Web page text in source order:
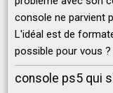
console ne parvient
L'idéal est de
possible pour vous ?
console ps5 qui